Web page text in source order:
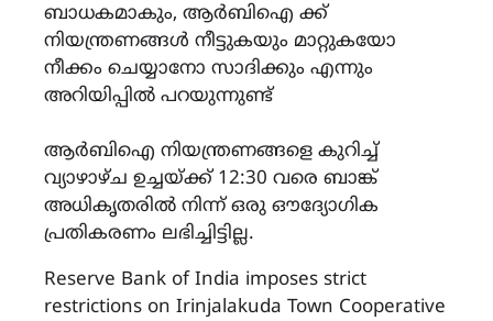
ബാധകമാകും, ആർബിഐ ക്ക്
നിയന്ത്രണങ്ങൾ നീട്ടുകയും മാറ്റുകയോ
നീക്കം ചെയ്യാനോ സാദിക്കും എന്നും
അറിയിപ്പിൽ പറയുന്നുണ്ട്
ആർബിഐ നിയന്ത്രണങ്ങളെ കുറിച്ച്
വ്യാഴാഴ്ച ഉച്ചയ്ക്ക് 12:30 വരെ ബാങ്ക്
അധികൃതരിൽ നിന്ന് ഒരു ഔദ്യോഗിക
പ്രതികരണം ലഭിച്ചിട്ടില്ല.
Reserve Bank of India imposes strict
restrictions on Irinjalakuda Town Cooperative